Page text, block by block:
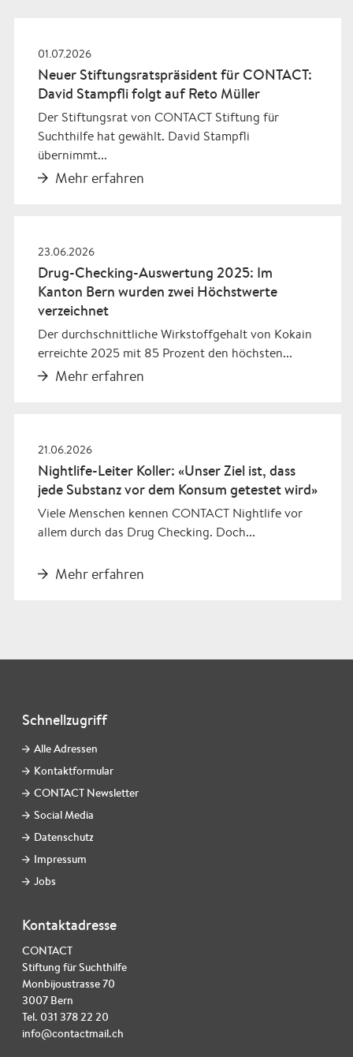
01.07.2026
Neuer Stiftungsratspräsident für CONTACT:
David Stampfli folgt auf Reto Müller
Der Stiftungsrat von CONTACT Stiftung für
Suchthilfe hat gewählt. David Stampfli
übernimmt...
Mehr erfahren
23.06.2026
Drug-Checking-Auswertung 2025: Im
Kanton Bern wurden zwei Höchstwerte
verzeichnet
Der durchschnittliche Wirkstoffgehalt von Kokain
erreichte 2025 mit 85 Prozent den höchsten...
Mehr erfahren
21.06.2026
Nightlife-Leiter Koller: «Unser Ziel ist, dass
jede Substanz vor dem Konsum getestet wird»
Viele Menschen kennen CONTACT Nightlife vor
allem durch das Drug Checking. Doch...
Mehr erfahren
Schnellzugriff
Alle Adressen
Kontaktformular
CONTACT Newsletter
Social Media
Datenschutz
Impressum
Jobs
Kontaktadresse
CONTACT
Stiftung für Suchthilfe
Monbijoustrasse 70
3007 Bern
Tel. 031 378 22 20
info@contactmail.ch